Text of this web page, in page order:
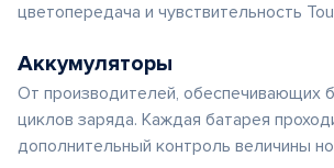
цветопередача и чувствительность
Аккумуляторы
От производителей, обеспечивающих
циклов заряда. Каждая батарея
дополнительный контроль величины